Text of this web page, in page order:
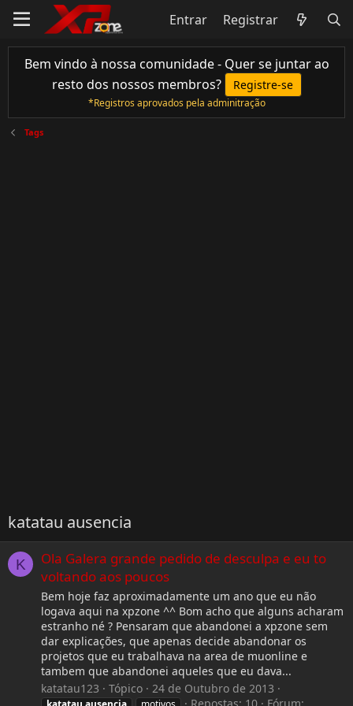
Entrar Registrar
Bem vindo à nossa comunidade - Quer se juntar ao
resto dos nossos membros?
Registre-se
*Registros aprovados pela adminitração
Tags
katatau ausencia
K
Ola Galera grande pedido de desculpa e eu to
voltando aos poucos
Bem hoje faz aproximadamente um ano que eu não
logava aqui na xpzone ^^ Bom acho que alguns acharam
estranho né ? Pensaram que abandonei a xpzone sem
dar explicações, que apenas decide abandonar os
projetos que eu trabalhava na area de muonline e
tambem que abandonei aqueles que eu dava...
katatau123
Tópico 24 de Outubro de 2013